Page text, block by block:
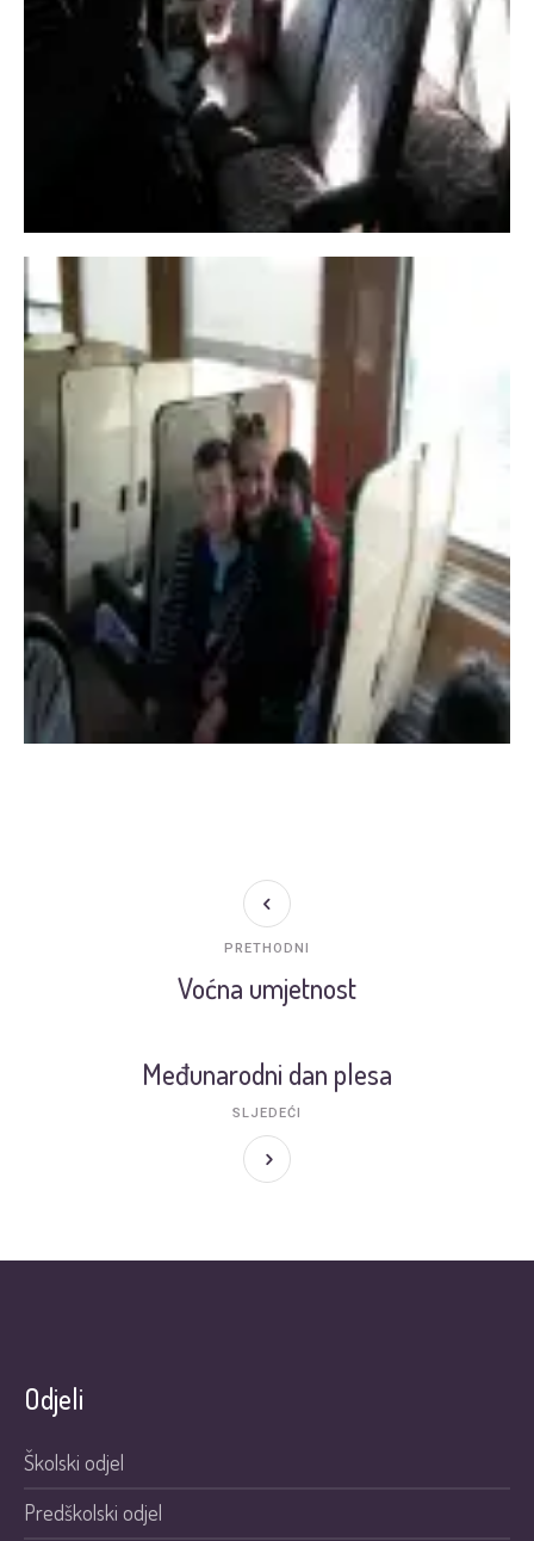
Voćna umjetnost
PRETHODNI
Međunarodni dan plesa
SLJEDEĆI
Odjeli
Školski odjel
Predškolski odjel